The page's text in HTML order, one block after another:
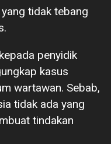
tidak tebang
penyidik
kasus
wartawan. Sebab,
tidak ada yang
tindakan